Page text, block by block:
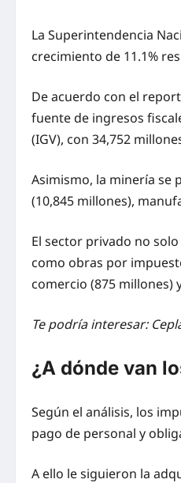
La Superintendencia
crecimiento de 11.1%
De acuerdo con el
fuente de ingresos
(IGV), con 34,752
Asimismo, la minería se
(10,845 millones),
El sector privado no
como obras por
comercio (875 millones)
Te podría interesar:
¿A dónde van
Según el análisis, los
pago de personal y
A ello le siguieron la